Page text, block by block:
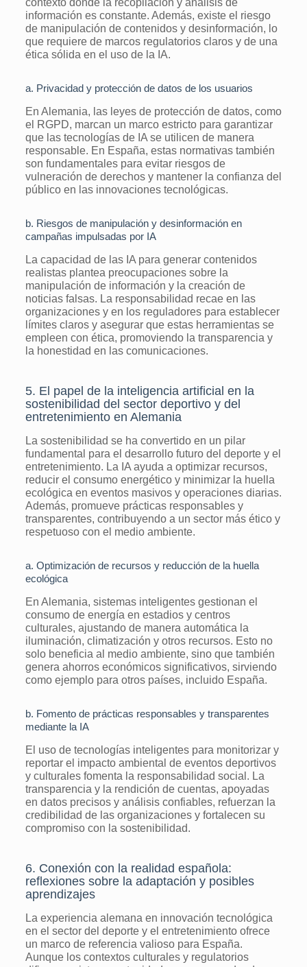
contexto donde la recopilación y análisis de
información es constante. Además, existe el riesgo
de manipulación de contenidos y desinformación, lo
que requiere de marcos regulatorios claros y de una
ética sólida en el uso de la IA.
a. Privacidad y protección de datos de los usuarios
En Alemania, las leyes de protección de datos, como
el RGPD, marcan un marco estricto para garantizar
que las tecnologías de IA se utilicen de manera
responsable. En España, estas normativas también
son fundamentales para evitar riesgos de
vulneración de derechos y mantener la confianza del
público en las innovaciones tecnológicas.
b. Riesgos de manipulación y desinformación en
campañas impulsadas por IA
La capacidad de las IA para generar contenidos
realistas plantea preocupaciones sobre la
manipulación de información y la creación de
noticias falsas. La responsabilidad recae en las
organizaciones y en los reguladores para establecer
límites claros y asegurar que estas herramientas se
empleen con ética, promoviendo la transparencia y
la honestidad en las comunicaciones.
5. El papel de la inteligencia artificial en la
sostenibilidad del sector deportivo y del
entretenimiento en Alemania
La sostenibilidad se ha convertido en un pilar
fundamental para el desarrollo futuro del deporte y el
entretenimiento. La IA ayuda a optimizar recursos,
reducir el consumo energético y minimizar la huella
ecológica en eventos masivos y operaciones diarias.
Además, promueve prácticas responsables y
transparentes, contribuyendo a un sector más ético y
respetuoso con el medio ambiente.
a. Optimización de recursos y reducción de la huella
ecológica
En Alemania, sistemas inteligentes gestionan el
consumo de energía en estadios y centros
culturales, ajustando de manera automática la
iluminación, climatización y otros recursos. Esto no
solo beneficia al medio ambiente, sino que también
genera ahorros económicos significativos, sirviendo
como ejemplo para otros países, incluido España.
b. Fomento de prácticas responsables y transparentes
mediante la IA
El uso de tecnologías inteligentes para monitorizar y
reportar el impacto ambiental de eventos deportivos
y culturales fomenta la responsabilidad social. La
transparencia y la rendición de cuentas, apoyadas
en datos precisos y análisis confiables, refuerzan la
credibilidad de las organizaciones y fortalecen su
compromiso con la sostenibilidad.
6. Conexión con la realidad española:
reflexiones sobre la adaptación y posibles
aprendizajes
La experiencia alemana en innovación tecnológica
en el sector del deporte y el entretenimiento ofrece
un marco de referencia valioso para España.
Aunque los contextos culturales y regulatorios